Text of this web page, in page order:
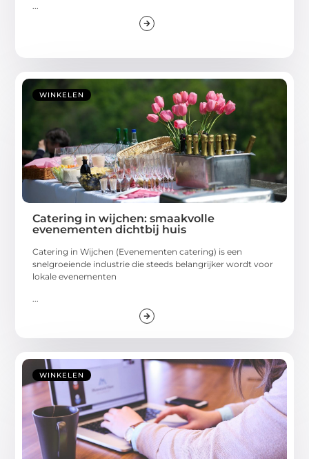
...
WINKELEN
Catering in wijchen: smaakvolle
evenementen dichtbij huis
Catering in Wijchen (Evenementen catering) is een
snelgroeiende industrie die steeds belangrijker wordt voor
lokale evenementen
...
WINKELEN